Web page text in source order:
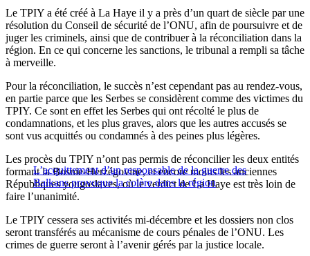
Le TPIY a été créé à La Haye il y a près d’un quart de siècle par une
résolution du Conseil de sécurité de l’ONU, afin de poursuivre et de
juger les criminels, ainsi que de contribuer à la réconciliation dans la
région. En ce qui concerne les sanctions, le tribunal a rempli sa tâche
à merveille.
Pour la réconciliation, le succès n’est cependant pas au rendez-vous,
en partie parce que les Serbes se considèrent comme des victimes du
TPIY. Ce sont en effet les Serbes qui ont récolté le plus de
condamnations, et les plus graves, alors que les autres accusés se
sont vus acquittés ou condamnés à des peines plus légères.
L’acquittement d’un responsable de la guerre des
Balkans provoque la colère dans la région
Les procès du TPIY n’ont pas permis de réconcilier les deux entités
formant la Bosnie-Herzégovine, et encore moins les anciennes
Républiques yougoslaves, où le verdict de La Haye est très loin de
faire l’unanimité.
Le TPIY cessera ses activités mi-décembre et les dossiers non clos
seront transférés au mécanisme de cours pénales de l’ONU. Les
crimes de guerre seront à l’avenir gérés par la justice locale.